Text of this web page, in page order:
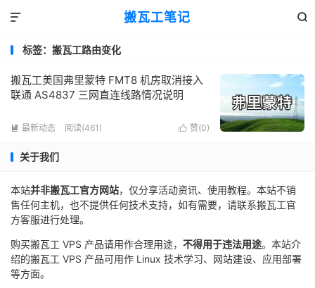
搬瓦工笔记 

标签：搬瓦工路由变化
搬瓦工美国弗里蒙特 FMT8 机房取消接入
联通 AS4837 三网直连线路情况说明
 最新动态 阅读(461)  赞(0)
关于我们
本站并非搬瓦工官方网站，仅分享活动资讯、使用教程。本站不销
售任何主机，也不提供任何技术支持，如有需要，请联系搬瓦工官
方客服进行处理。
购买搬瓦工 VPS 产品请用作合理用途， 不得用于违法用途。本站介
绍的搬瓦工 VPS 产品可用作 Linux 技术学习、网站建设、应用部署
等方面。